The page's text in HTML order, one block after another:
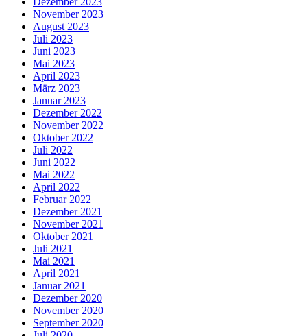
November 2023
August 2023
Juli 2023
Juni 2023
Mai 2023
April 2023
März 2023
Januar 2023
Dezember 2022
November 2022
Oktober 2022
Juli 2022
Juni 2022
Mai 2022
April 2022
Februar 2022
Dezember 2021
November 2021
Oktober 2021
Juli 2021
Mai 2021
April 2021
Januar 2021
Dezember 2020
November 2020
September 2020